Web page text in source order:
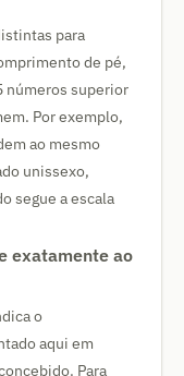
para
de pé,
números superior
Por exemplo,
ao mesmo
unissexo,
segue a escala
exatamente ao
o
aqui em
Para